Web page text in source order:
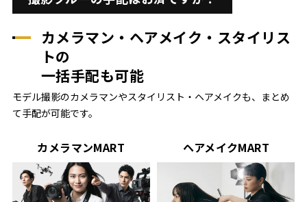
カメラマン・ヘアメイク・スタイリス
トの
一括手配も可能
モデル撮影のカメラマンやスタイリスト・ヘアメイクも、まとめ
て手配が可能です。
カメラマンMART ヘアメイクMART